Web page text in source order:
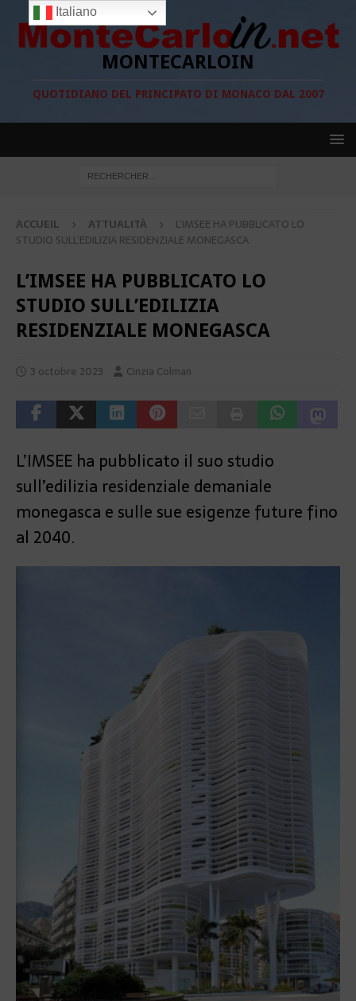
MONTECARLOIN
QUOTIDIANO DEL PRINCIPATO DI MONACO DAL 2007
ACCUEIL ATTUALITÀ
L’IMSEE HA PUBBLICATO LO
STUDIO SULL’EDILIZIA RESIDENZIALE MONEGASCA
L’IMSEE HA PUBBLICATO LO
STUDIO SULL’EDILIZIA
RESIDENZIALE MONEGASCA
3 octobre 2023 Cinzia Colman
L’IMSEE ha pubblicato il suo studio
sull’edilizia residenziale demaniale
monegasca e sulle sue esigenze future fino
al 2040.
Italiano